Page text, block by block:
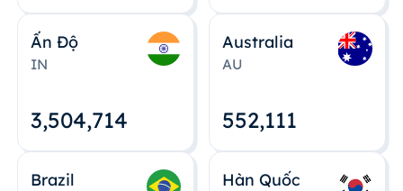
Ấn Độ
IN
3,504,715
Australia
AU
552,112
Brazil Hàn Quốc